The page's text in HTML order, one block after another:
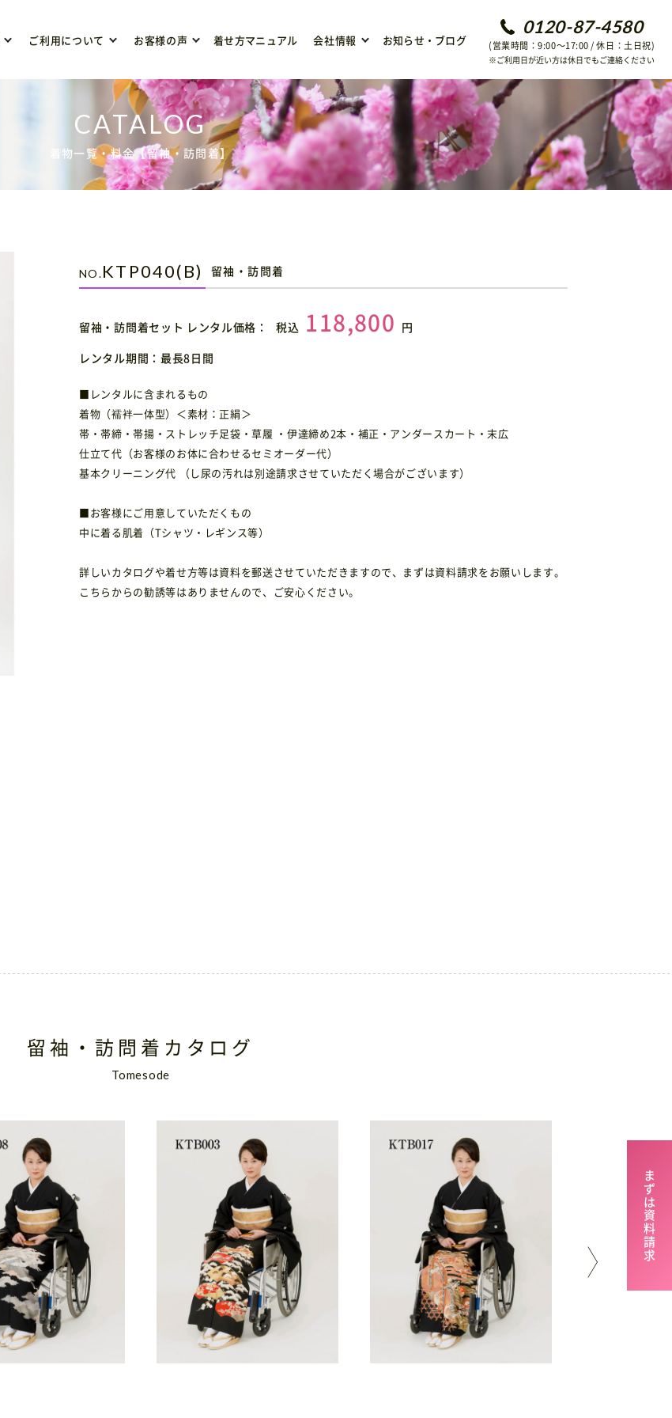
ご利用について お客様の声 着せ方マニュアル 会社情報 お知らせ・ブログ
0120-87-4580
(営業時間：9:00〜17:00 / 休日：土日祝)
※ご利用日が近い方は休日でもご連絡ください
着物一覧・料金【留袖・訪問着】
KTP040(B) 留袖・訪問着
留袖・訪問着セット レンタル価格： 税込 118,800 円
レンタル期間：最長8日間
■レンタルに含まれるもの
着物（襦袢一体型）＜素材：正絹＞
帯・帯締・帯揚・ストレッチ足袋・草履 ・伊達締め2本・補正・アンダースカート・末広
仕立て代（お客様のお体に合わせるセミオーダー代）
基本クリーニング代 （し尿の汚れは別途請求させていただく場合がございます）
■お客様にご用意していただくもの
中に着る肌着（Tシャツ・レギンス等）
詳しいカタログや着せ方等は資料を郵送させていただきますので、まずは資料請求をお願いします。
こちらからの勧誘等はありませんので、ご安心ください。
留袖・訪問着カタログ
まずは資料請求